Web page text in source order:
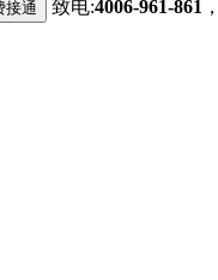
致电:4006-961-861